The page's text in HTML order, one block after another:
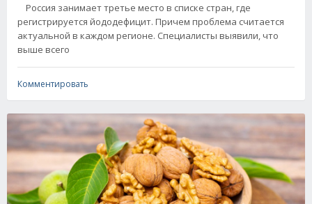
Россия занимает третье место в списке стран, где
регистрируется йододефицит. Причем проблема считается
актуальной в каждом регионе. Специалисты выявили, что
выше всего
Комментировать